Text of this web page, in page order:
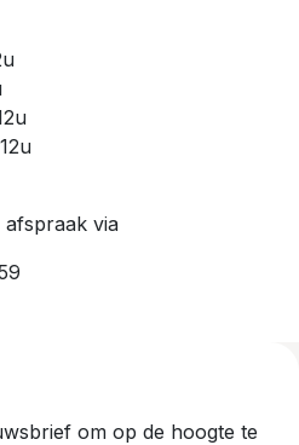
afspraak via
om op de hoogte te